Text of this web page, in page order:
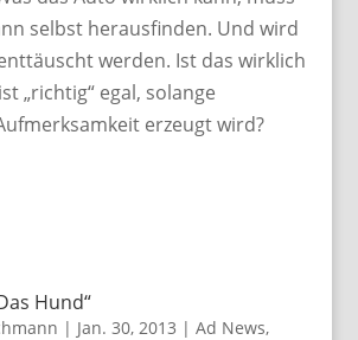
selbst herausfinden. Und wird
werden. Ist das wirklich
„richtig“ egal, solange
erzeugt wird?
Hund“
| Jan. 30, 2013 | Ad News,